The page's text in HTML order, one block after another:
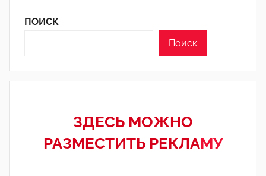
ПОИСК
Поиск
ЗДЕСЬ МОЖНО
РАЗМЕСТИТЬ РЕКЛАМУ